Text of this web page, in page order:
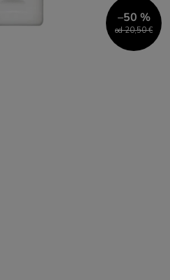
od 20,50 €
–50 %